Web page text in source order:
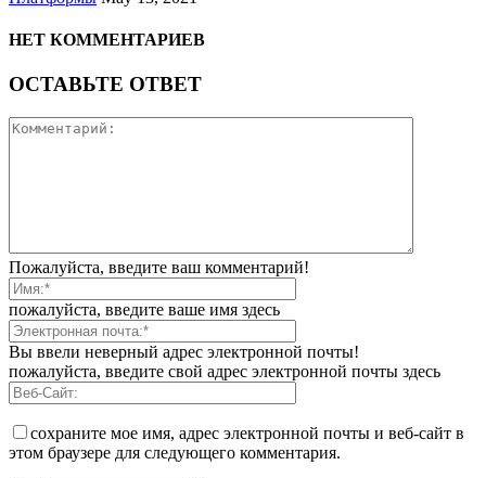
НЕТ КОММЕНТАРИЕВ
ОСТАВЬТЕ ОТВЕТ
Пожалуйста, введите ваш комментарий!
пожалуйста, введите ваше имя здесь
Вы ввели неверный адрес электронной почты!
пожалуйста, введите свой адрес электронной почты здесь
сохраните мое имя, адрес электронной почты и веб-сайт в
этом браузере для следующего комментария.